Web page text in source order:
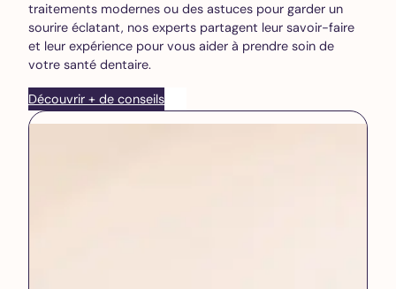
traitements modernes ou des astuces pour garder un
sourire éclatant, nos experts partagent leur savoir-faire
et leur expérience pour vous aider à prendre soin de
votre santé dentaire.
Découvrir + de conseils